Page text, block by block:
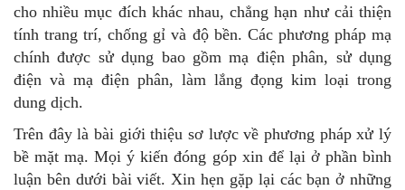
cho nhiều mục đích khác nhau, chẳng hạn như cải thiện
tính trang trí, chống gỉ và độ bền. Các phương pháp mạ
chính được sử dụng bao gồm mạ điện phân, sử dụng
điện và mạ điện phân, làm lắng đọng kim loại trong
dung dịch.
Trên đây là bài giới thiệu sơ lược về phương pháp xử lý
bề mặt mạ. Mọi ý kiến đóng góp xin để lại ở phần bình
luận bên dưới bài viết. Xin hẹn gặp lại các bạn ở những